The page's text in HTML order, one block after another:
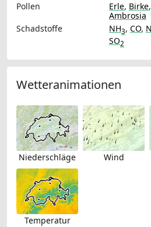
Pollen
Erle, Birke,
Ambrosia
Schadstoffe
NH3, CO,
SO2
Wetteranimationen
Niederschläge Wind
Temperatur